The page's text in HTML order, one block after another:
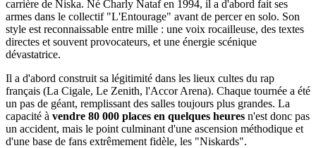
carrière de Niska. Né Charly Nataf en 1994, il a d'abord fait ses
armes dans le collectif "L'Entourage" avant de percer en solo. Son
style est reconnaissable entre mille : une voix rocailleuse, des textes
directes et souvent provocateurs, et une énergie scénique
dévastatrice.
Il a d'abord construit sa légitimité dans les lieux cultes du rap
français (La Cigale, Le Zenith, l'Accor Arena). Chaque tournée a été
un pas de géant, remplissant des salles toujours plus grandes. La
capacité à vendre 80 000 places en quelques heures n'est donc pas
un accident, mais le point culminant d'une ascension méthodique et
d'une base de fans extrêmement fidèle, les "Niskards".